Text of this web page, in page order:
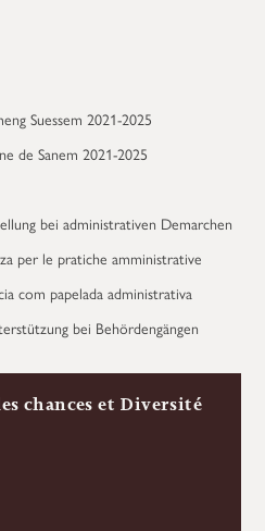
Suessem 2021-2025
de Sanem 2021-2025
bei administrativen Demarchen
per le pratiche amministrative
com papelada administrativa
bei Behördengängen
chances et Diversité